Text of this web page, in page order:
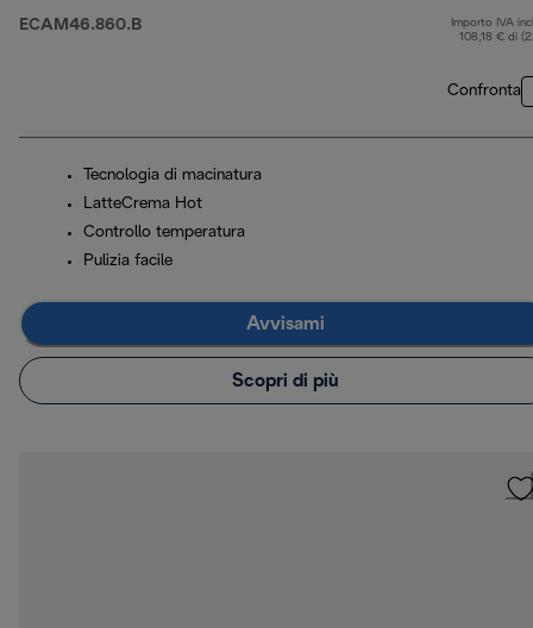
ECAM46.860.B
Importo IVA
108,18 € di
Confronta
Tecnologia di macinatura
LatteCrema Hot
Controllo temperatura
Pulizia facile
Avvisami
Scopri di più